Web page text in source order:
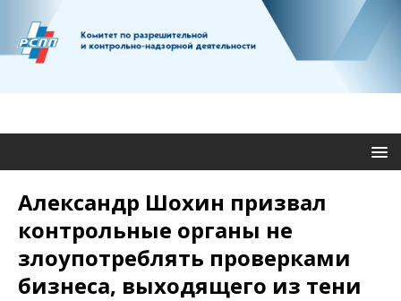
Александр Шохин призвал
контрольные органы не
злоупотреблять проверками
бизнеса, выходящего из тени